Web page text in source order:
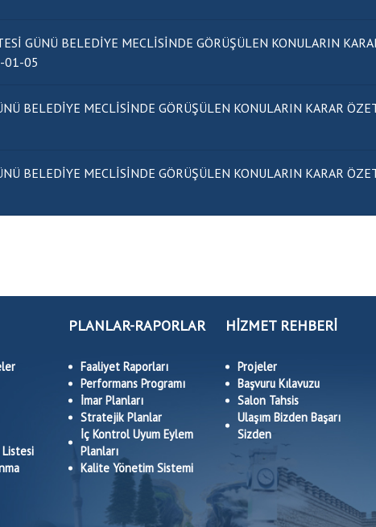
GÜNÜ BELEDİYE MECLİSİNDE GÖRÜŞÜLEN KONULARIN
01-05
MECLİSİNDE GÖRÜŞÜLEN KONULARIN KARAR ÖZETLERİ -
MECLİSİNDE GÖRÜŞÜLEN KONULARIN KARAR ÖZETLERİ -
PLANLAR-RAPORLAR
Faaliyet Raporları
Performans Programı
İmar Planları
Stratejik Planlar
İç Kontrol Uyum Eylem
Planları
Kalite Yönetim Sistemi
HİZMET REHBERİ
Projeler
Başvuru Kılavuzu
Salon Tahsis
Ulaşım Bizden Başarı
Sizden